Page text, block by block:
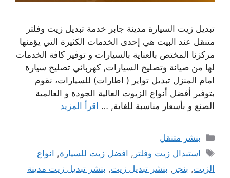
تبديل زيت السيارة مدينة جابر خدمة تبديل زيت وفلتر
متنقل عند البيت هي إحدى الخدمات الكثيرة التي يؤمنها
مركزنا المختص بالعناية بالسيارات و توفير كافة الخدمات
لها من صيانة وتصليح السيارات, كهربائي تصليح سيارة
امام المنزل تبديل تواير ( اطارات) للسيارات، نقوم
بتوفير أفضل أنواع الزيوت العالية الجودة و العالمية
الصنع و بأسعار مناسبة للغاية, … اقرأ المزيد
التصنيفات
بنشر متنقل
الوسوم
استبدال زيت وفلتر , افضل زيت للسيارة, انواع
الزيت, بنجر , بنشر تبديل زيت, بنشر تبديل زيت مدينة